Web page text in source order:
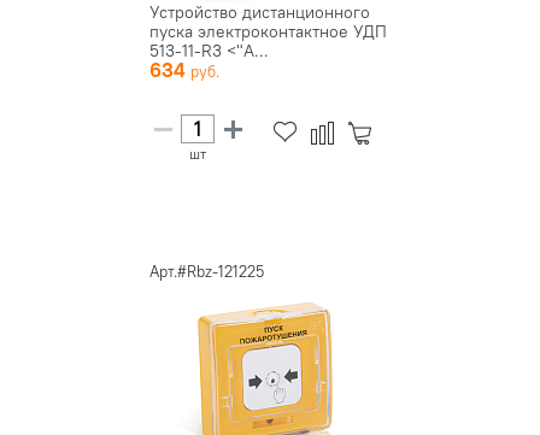
Устройство дистанционного
пуска электроконтактное УДП
513-11-R3 <"А...
634
шт
Арт.#Rbz-121225